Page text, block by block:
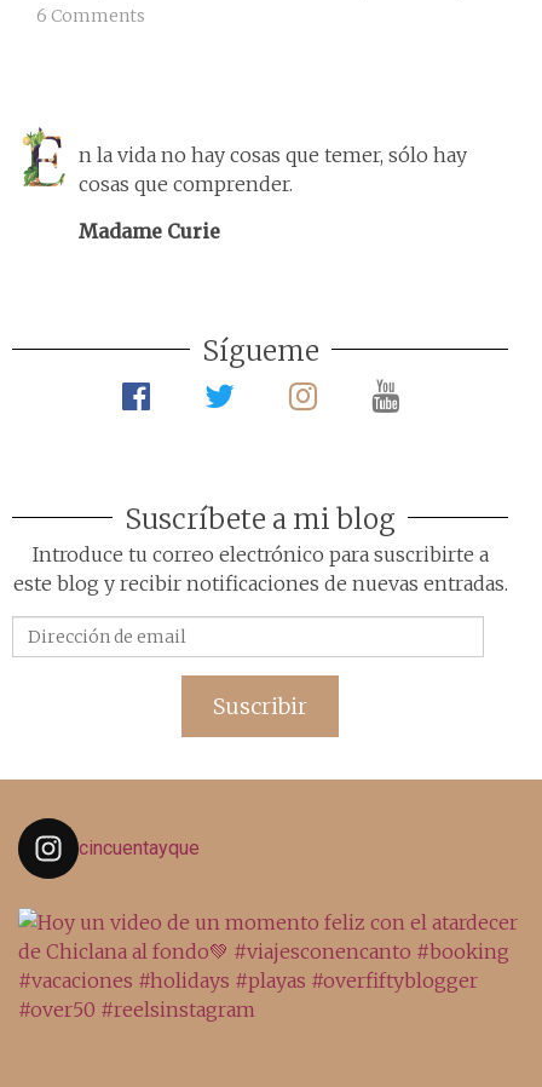
6 Comments
n la vida no hay cosas que temer, sólo hay
cosas que comprender.
Madame Curie
Sígueme
Suscríbete a mi blog
Introduce tu correo electrónico para suscribirte a
este blog y recibir notificaciones de nuevas entradas.
de
Suscribir
cincuentayque